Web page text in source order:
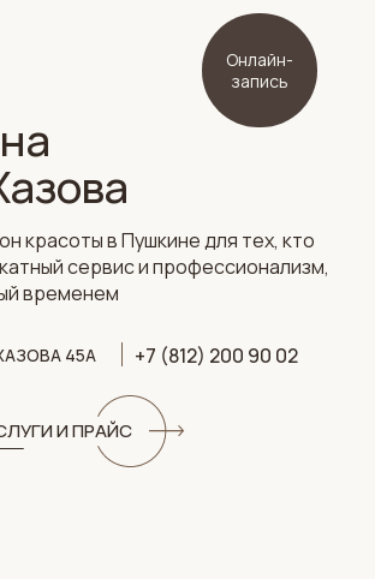
И ПРАЙС
красоты в Пушкине для тех, кто
сервис и профессионализм,
временем
+7 (812) 200 90 02
45А
Онлайн-
запись